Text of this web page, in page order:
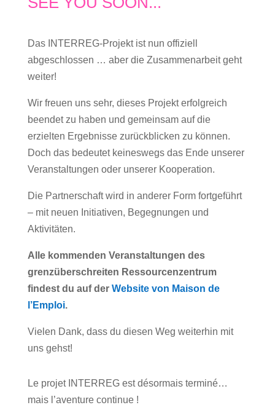
Das INTERREG-Projekt ist nun offiziell
abgeschlossen … aber die Zusammenarbeit geht
weiter!
Wir freuen uns sehr, dieses Projekt erfolgreich
beendet zu haben und gemeinsam auf die
erzielten Ergebnisse zurückblicken zu können.
Doch das bedeutet keineswegs das Ende unserer
Veranstaltungen oder unserer Kooperation.
Die Partnerschaft wird in anderer Form fortgeführt
– mit neuen Initiativen, Begegnungen und
Aktivitäten.
Alle kommenden Veranstaltungen des
grenzüberschreiten Ressourcenzentrum
findest du auf der Website von Maison de
l’Emploi.
Vielen Dank, dass du diesen Weg weiterhin mit
uns gehst!
Le projet INTERREG est désormais terminé…
mais l’aventure continue !